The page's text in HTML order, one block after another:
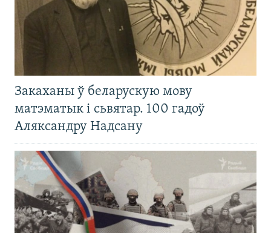
Закаханы ў беларускую мову
матэматык і сьвятар. 100 гадоў
Аляксандру Надсану